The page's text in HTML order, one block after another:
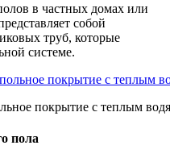
в частных домах или
собой
труб, которые
системе.
покрытие с теплым
пола